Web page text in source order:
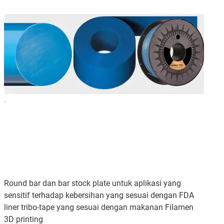
.
Round bar dan bar stock plate untuk aplikasi yang
sensitif terhadap kebersihan yang sesuai dengan FDA
liner tribo-tape yang sesuai dengan makanan Filamen
3D printing